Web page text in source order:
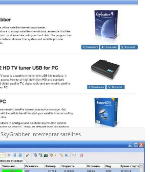
SkyGrabber Interceptar satélites